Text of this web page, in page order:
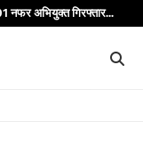
नफर अभियुक्त गिरफ्तार...